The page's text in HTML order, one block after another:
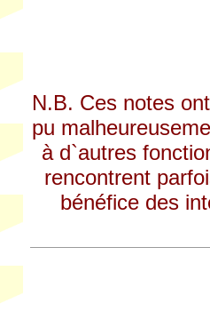
N.B. Ces notes
pu
à d`autres
rencontrent
bénéfice des